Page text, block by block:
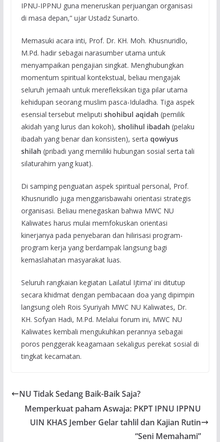
IPNU-IPPNU guna meneruskan perjuangan organisasi
di masa depan,” ujar Ustadz Sunarto.
Memasuki acara inti, Prof. Dr. KH. Moh. Khusnuridlo,
M.Pd. hadir sebagai narasumber utama untuk
menyampaikan pengajian singkat. Menghubungkan
momentum spiritual kontekstual, beliau mengajak
seluruh jemaah untuk merefleksikan tiga pilar utama
kehidupan seorang muslim pasca-Iduladha. Tiga aspek
esensial tersebut meliputi shohibul aqidah (pemilik
akidah yang lurus dan kokoh), sholihul ibadah (pelaku
ibadah yang benar dan konsisten), serta qowiyus
shilah (pribadi yang memiliki hubungan sosial serta tali
silaturahim yang kuat).
Di samping penguatan aspek spiritual personal, Prof.
Khusnuridlo juga menggarisbawahi orientasi strategis
organisasi. Beliau menegaskan bahwa MWC NU
Kaliwates harus mulai memfokuskan orientasi
kinerjanya pada penyebaran dan hilirisasi program-
program kerja yang berdampak langsung bagi
kemaslahatan masyarakat luas.
Seluruh rangkaian kegiatan Lailatul Ijtima’ ini ditutup
secara khidmat dengan pembacaan doa yang dipimpin
langsung oleh Rois Syuriyah MWC NU Kaliwates, Dr.
KH. Sofyan Hadi, M.Pd. Melalui forum ini, MWC NU
Kaliwates kembali mengukuhkan perannya sebagai
poros penggerak keagamaan sekaligus perekat sosial di
tingkat kecamatan.
NU Tidak Sedang Baik-Baik Saja?
Memperkuat paham Aswaja: PKPT IPNU IPPNU
UIN KHAS Jember Gelar tahlil dan Kajian Rutin
“Seni Memahami”